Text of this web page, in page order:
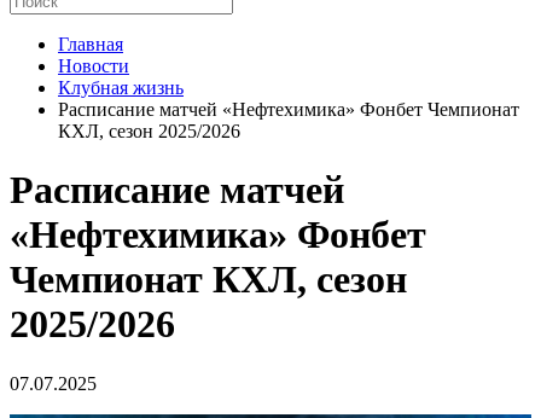
Главная
Новости
Клубная жизнь
Расписание матчей «Нефтехимика» Фонбет Чемпионат
КХЛ, сезон 2025/2026
Расписание матчей
«Нефтехимика» Фонбет
Чемпионат КХЛ, сезон
2025/2026
07.07.2025